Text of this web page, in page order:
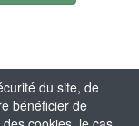
du site, de
bénéficier de